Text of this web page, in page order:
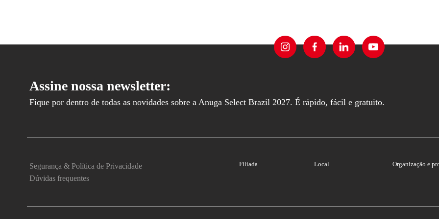
Assine nossa newsletter:
Fique por dentro de todas as novidades sobre a Anuga Select Brazil 2027. É rápido, fácil e gratuito.
Segurança & Política de Privacidade
Dúvidas frequentes
Filiada Local Organização e